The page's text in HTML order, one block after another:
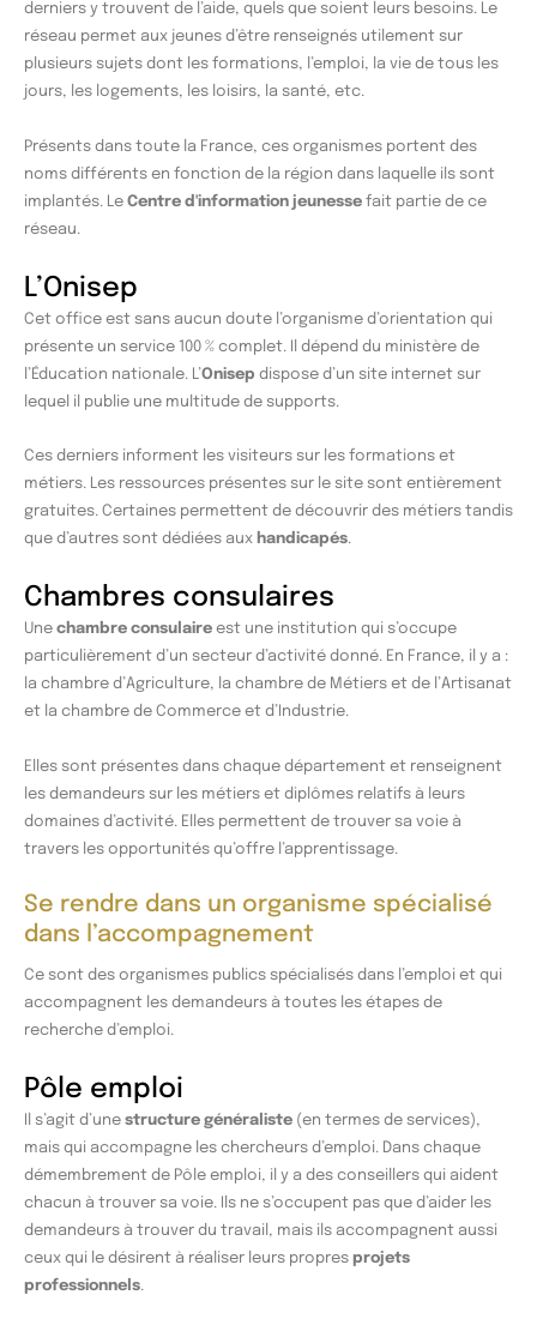
derniers y trouvent de l’aide, quels que soient leurs besoins. Le
réseau permet aux jeunes d’être renseignés utilement sur
plusieurs sujets dont les formations, l’emploi, la vie de tous les
jours, les logements, les loisirs, la santé, etc.
Présents dans toute la France, ces organismes portent des
noms différents en fonction de la région dans laquelle ils sont
implantés. Le Centre d'information jeunesse fait partie de ce
réseau.
L’Onisep
Cet office est sans aucun doute l’organisme d’orientation qui
présente un service 100 % complet. Il dépend du ministère de
l’Éducation nationale. L’Onisep dispose d’un site internet sur
lequel il publie une multitude de supports.
Ces derniers informent les visiteurs sur les formations et
métiers. Les ressources présentes sur le site sont entièrement
gratuites. Certaines permettent de découvrir des métiers tandis
que d’autres sont dédiées aux handicapés.
Chambres consulaires
Une chambre consulaire est une institution qui s’occupe
particulièrement d’un secteur d’activité donné. En France, il y a :
la chambre d’Agriculture, la chambre de Métiers et de l’Artisanat
et la chambre de Commerce et d’Industrie.
Elles sont présentes dans chaque département et renseignent
les demandeurs sur les métiers et diplômes relatifs à leurs
domaines d’activité. Elles permettent de trouver sa voie à
travers les opportunités qu’offre l’apprentissage.
Se rendre dans un organisme spécialisé
dans l’accompagnement
Ce sont des organismes publics spécialisés dans l’emploi et qui
accompagnent les demandeurs à toutes les étapes de
recherche d’emploi.
Pôle emploi
Il s’agit d’une structure généraliste (en termes de services),
mais qui accompagne les chercheurs d’emploi. Dans chaque
démembrement de Pôle emploi, il y a des conseillers qui aident
chacun à trouver sa voie. Ils ne s’occupent pas que d’aider les
demandeurs à trouver du travail, mais ils accompagnent aussi
ceux qui le désirent à réaliser leurs propres projets
professionnels.